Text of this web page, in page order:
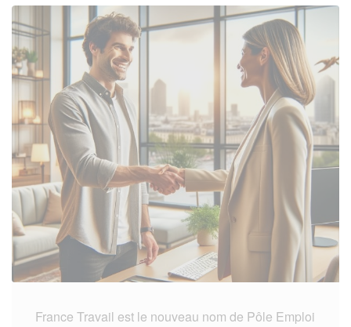
France Travail est le nouveau nom de Pôle Emploi